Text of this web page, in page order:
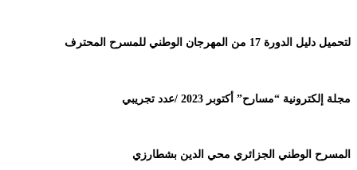
لتحميل دليل الدورة 17 من المهرجان الوطني للمسرح المحترف
مجلة إلكترونية “مسارح” أكتوبر 2023 /عدد تجريبي
المسرح الوطني الجزائري محي الدين بشطارزي